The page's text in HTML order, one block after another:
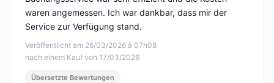
Veröffentlicht am 26/03/2026 à 07h08
nach einem Kauf von 17/03/2026
waren angemessen. Ich war dankbar, dass mir der
Service zur Verfügung stand.
Übersetzte Bewertungen